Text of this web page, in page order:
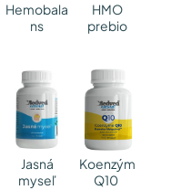
Hemobala
ns
HMO
prebio
Jasná
myseľ
Koenzým
Q10